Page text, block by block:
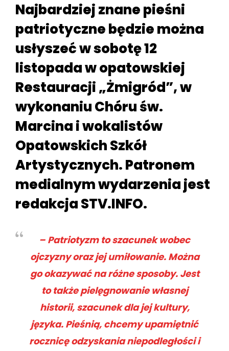
Najbardziej znane pieśni
patriotyczne będzie można
usłyszeć w sobotę 12
listopada w opatowskiej
Restauracji „Żmigród”, w
wykonaniu Chóru św.
Marcina i wokalistów
Opatowskich Szkół
Artystycznych. Patronem
medialnym wydarzenia jest
redakcja STV.INFO.
– Patriotyzm to szacunek wobec
ojczyzny oraz jej umiłowanie. Można
go okazywać na różne sposoby. Jest
to także pielęgnowanie własnej
historii, szacunek dla jej kultury,
języka. Pieśnią, chcemy upamiętnić
rocznicę odzyskania niepodległości i